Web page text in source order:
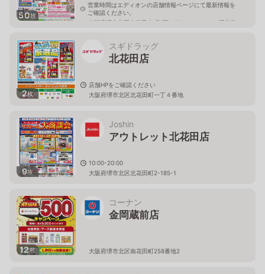
50枚
営業時間はエディオンの店舗情報ページにて最新情報を
ご確認ください。
大阪府堺市北区東浅香山町4丁1-12 イオンモール堺北花
2枚
スギドラッグ
北花田店
店舗HPをご確認ください
大阪府堺市北区北花田町一丁４番地
9枚
Joshin
アウトレット北花田店
10:00-20:00
大阪府堺市北区北花田町2-185-1
12枚
コーナン
金岡蔵前店
大阪府堺市北区南花田町258番地2